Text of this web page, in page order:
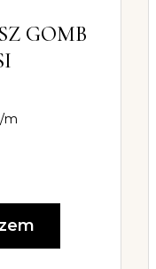
GOMB
/m